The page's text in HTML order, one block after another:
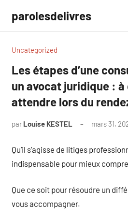
contenu
parolesdelivres
Uncategorized
Les étapes d’une
un avocat juridique : à
attendre lors du
par Louise KESTEL mars 31,
Qu’il s’agisse de litiges
indispensable pour mieux
Que ce soit pour résoudre un
vous accompagner.